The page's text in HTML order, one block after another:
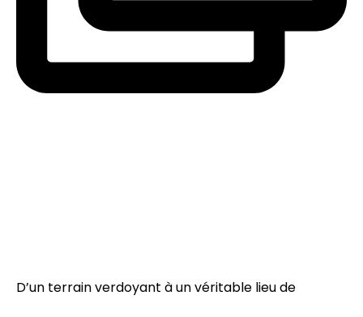
D’un terrain verdoyant à un véritable lieu de